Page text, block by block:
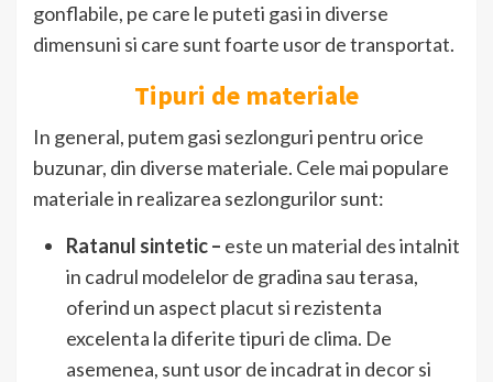
gonflabile, pe care le puteti gasi in diverse
dimensuni si care sunt foarte usor de transportat.
Tipuri de materiale
In general, putem gasi sezlonguri pentru orice
buzunar, din diverse materiale. Cele mai populare
materiale in realizarea sezlongurilor sunt:
Ratanul sintetic – este un material des intalnit
in cadrul modelelor de gradina sau terasa,
oferind un aspect placut si rezistenta
excelenta la diferite tipuri de clima. De
asemenea, sunt usor de incadrat in decor si